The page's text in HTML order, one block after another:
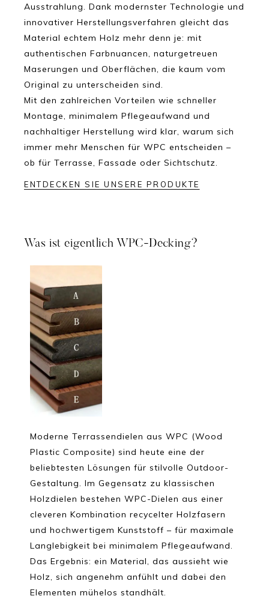
Ausstrahlung. Dank modernster Technologie und
innovativer Herstellungsverfahren gleicht das
Material echtem Holz mehr denn je: mit
authentischen Farbnuancen, naturgetreuen
Maserungen und Oberflächen, die kaum vom
Original zu unterscheiden sind.
Mit den zahlreichen Vorteilen wie schneller
Montage, minimalem Pflegeaufwand und
nachhaltiger Herstellung wird klar, warum sich
immer mehr Menschen für WPC entscheiden –
ob für Terrasse, Fassade oder Sichtschutz.
ENTDECKEN SIE UNSERE PRODUKTE
Was ist eigentlich WPC-Decking?
Moderne Terrassendielen aus WPC (Wood
Plastic Composite) sind heute eine der
beliebtesten Lösungen für stilvolle Outdoor-
Gestaltung. Im Gegensatz zu klassischen
Holzdielen bestehen WPC-Dielen aus einer
cleveren Kombination recycelter Holzfasern
und hochwertigem Kunststoff – für maximale
Langlebigkeit bei minimalem Pflegeaufwand.
Das Ergebnis: ein Material, das aussieht wie
Holz, sich angenehm anfühlt und dabei den
Elementen mühelos standhält.